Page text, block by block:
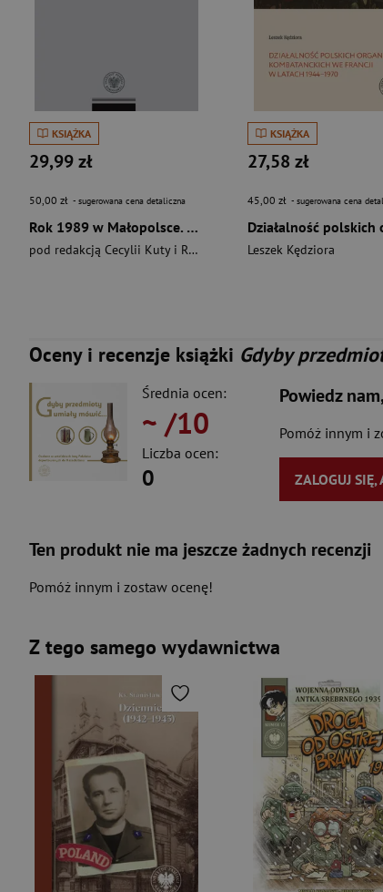
KSIĄŻKA
29,99 zł
50,00 zł - sugerowana cena detaliczna
Rok 1989 w Małopolsce. Szkice z dziejów regionu
pod redakcją Cecylii Kuty i Rafała Opulskiego
KSIĄŻKA
27,58 zł
45,00 zł - sugerowana cena
Leszek Kędziora
Oceny i recenzje książki Gdyby
Średnia ocen:
~ /10
Liczba ocen:
0
Powiedz
Pomóż innym i
ZALOGUJ
Ten produkt nie ma jeszcze żadnych recenzji
Pomóż innym i zostaw ocenę!
Z tego samego wydawnictwa